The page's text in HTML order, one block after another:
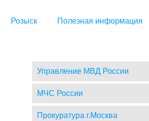
Розыск Полезная информация
Управление МВД России
МЧС России
Прокуратура г.Москва